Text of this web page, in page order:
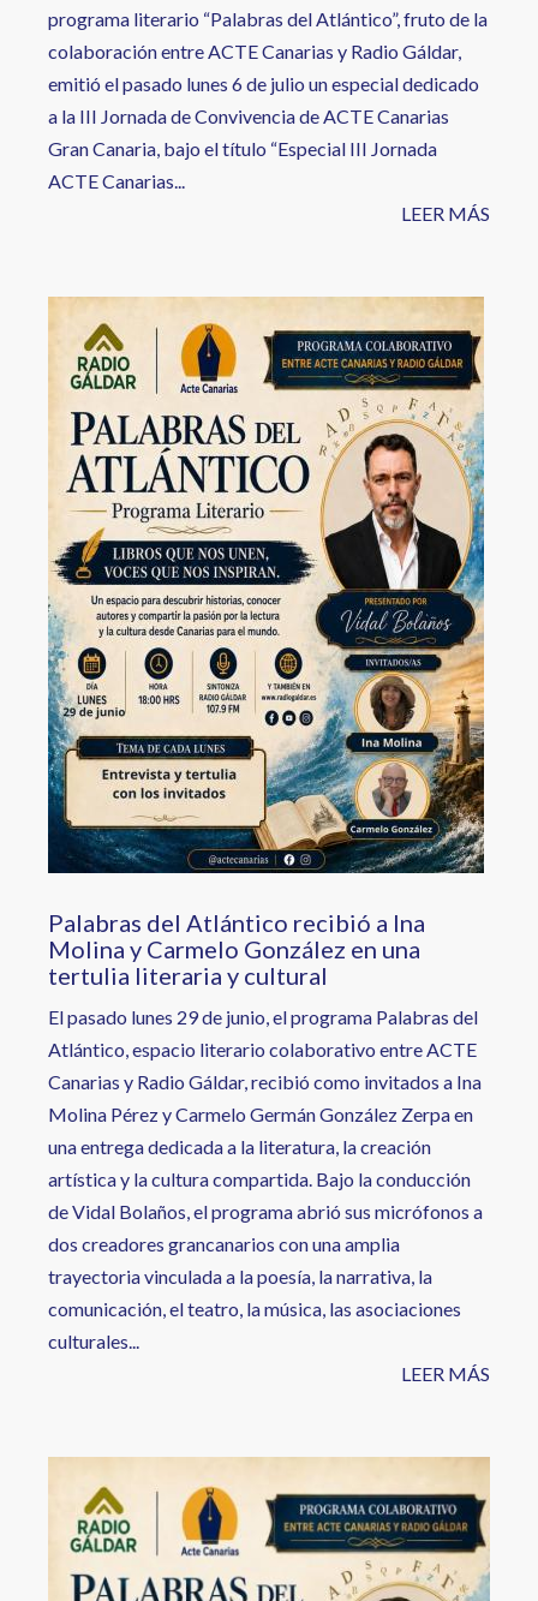
programa literario “Palabras del Atlántico”, fruto de la
colaboración entre ACTE Canarias y Radio Gáldar,
emitió el pasado lunes 6 de julio un especial dedicado
a la III Jornada de Convivencia de ACTE Canarias
Gran Canaria, bajo el título “Especial III Jornada
ACTE Canarias...
LEER MÁS
Image
Palabras del Atlántico recibió a Ina
Molina y Carmelo González en una
tertulia literaria y cultural
El pasado lunes 29 de junio, el programa Palabras del
Atlántico, espacio literario colaborativo entre ACTE
Canarias y Radio Gáldar, recibió como invitados a Ina
Molina Pérez y Carmelo Germán González Zerpa en
una entrega dedicada a la literatura, la creación
artística y la cultura compartida. Bajo la conducción
de Vidal Bolaños, el programa abrió sus micrófonos a
dos creadores grancanarios con una amplia
trayectoria vinculada a la poesía, la narrativa, la
comunicación, el teatro, la música, las asociaciones
culturales...
LEER MÁS